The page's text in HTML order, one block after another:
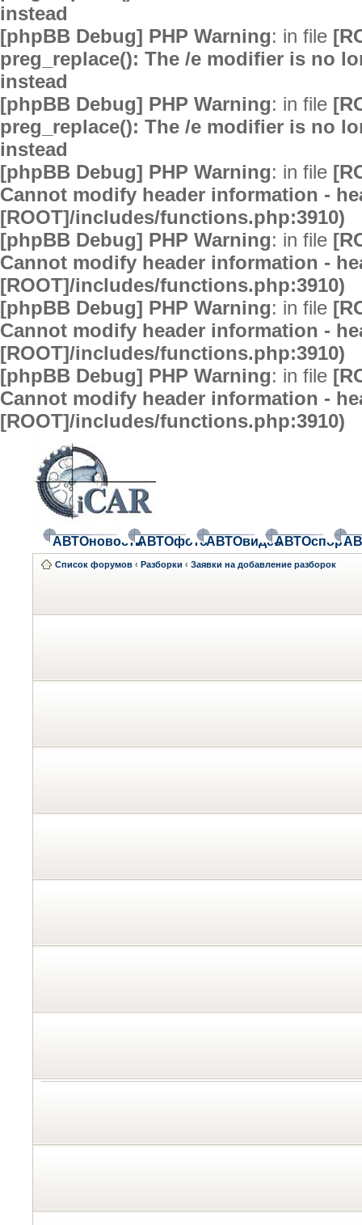
instead
[phpBB Debug] PHP Warning: in file
preg_replace(): The /e modifier is no
instead
[phpBB Debug] PHP Warning: in file
preg_replace(): The /e modifier is no
instead
[phpBB Debug] PHP Warning: in file
Cannot modify header information -
[ROOT]/includes/functions.php:3910)
[phpBB Debug] PHP Warning: in file
Cannot modify header information -
[ROOT]/includes/functions.php:3910)
[phpBB Debug] PHP Warning: in file
Cannot modify header information -
[ROOT]/includes/functions.php:3910)
[phpBB Debug] PHP Warning: in file
Cannot modify header information -
[ROOT]/includes/functions.php:3910)
АВТОновостиАВТОфотоАВТОвидеоАВТОспорт
Список форумов ‹ Разборки ‹ Заявки на добавление разборок